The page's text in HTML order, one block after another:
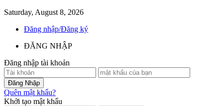
Saturday, August 8, 2026
Đăng nhập/Đăng ký
ĐĂNG NHẬP
Đăng nhập tài khoản
Quên mật khẩu?
Khởi tạo mật khẩu